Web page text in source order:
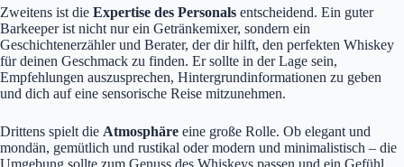
Zweitens ist die Expertise des Personals entscheidend. Ein guter
Barkeeper ist nicht nur ein Getränkemixer, sondern ein
Geschichtenerzähler und Berater, der dir hilft, den perfekten Whiskey
für deinen Geschmack zu finden. Er sollte in der Lage sein,
Empfehlungen auszusprechen, Hintergrundinformationen zu geben
und dich auf eine sensorische Reise mitzunehmen.
Drittens spielt die Atmosphäre eine große Rolle. Ob elegant und
mondän, gemütlich und rustikal oder modern und minimalistisch – die